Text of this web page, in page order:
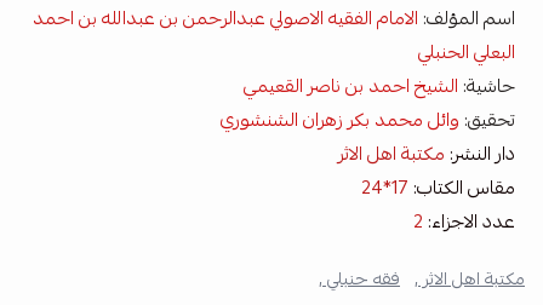
اسم المؤلف: الامام الفقيه الاصولي عبدالرحمن بن عبدالله بن احمد
البعلي الحنبلي
حاشية: الشيخ احمد بن ناصر القعيمي
تحقيق: وائل محمد بكر زهران الشنشوري
دار النشر: مكتبة اهل الاثر
مقاس الكتاب: 17*24
عدد الاجزاء: 2
مكتبة اهل الاثر , فقه حنبلي ,